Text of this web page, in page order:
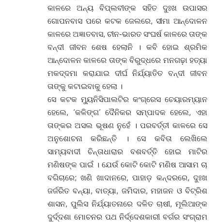
କାଳରେ ଅନ୍ୟ ବିପ୍ଲବୀଙ୍କ ସହିତ ଦୁଃଖ ଉପାସର
ଗୋପନବାସ ପରେ କଟକ ଜେଲରେ, ସୀମା ଆନ୍ଦୋଳନ
କାଳରେ ଅଜ୍ଞାତବାସ, ଚୀନ-ଭାରତ ସଂଘର୍ଷ କାଳରେ ତାଙ୍କ
ବନ୍ଦୀ ଜୀବନ ଶେଷ ହେଲାନି । କବି ହୋଇ ଶ୍ରମିକ
ଆନ୍ଦୋଳନ କାଳରେ ତାଙ୍କ ବିରୁଦ୍ଧରେ ମନଗଢ଼ା ହତ୍ୟା
ମକଦ୍ଦମା କରାଯାଇ ଦୀର୍ଘ ନିର୍ଯ୍ୟାତିତ ବନ୍ଦୀ ଜୀବନ
ତାଙ୍କୁ କଟାଇବାକୁ ହେଲା ।
ସେ କଟକ ମ୍ୟୁନିସିପାଲଟିର କଂଗ୍ରେସ ଚେୟାରମ୍ୟାନ
ହେଲେ, ‘କଳିଙ୍ଗ’ ଦୈନିକର ସମ୍ପାଦକ ହେଲେ, ଏହା
ତାଙ୍କର ଅସଲ ଭୂଷଣ ନୁହେଁ । ପରବର୍ତ୍ତୀ କାଳରେ ସେ
ଅନୁଶୋଚନା କରିଛନ୍ତି । ସେ କବିତା ଲେଖିଲେ
ସାମ୍ୟବାଦୀ ଚିନ୍ତାଧାରାର ବଶବର୍ତ୍ତି ହୋଇ ମାଟିର
ମଣିଷଙ୍କ ପାଇଁ । ଯେଉଁ କୋଟି କୋଟି ମଣିଷ ଆସାମ ଚା
ବଗିଚାରେ; ଖଣି ଖାଦାନରେ, ପାହାଡ଼ କନ୍ଦରରେ, ଦୁଃଖ
ଜର୍ଜରିତ ବନ୍ୟା, ବାତ୍ୟା, ଜମିଦାର, ମହାଜନ ଓ ବିଟ୍ରିଶ
ଶାସନ, ପୁଲିସ ନିର୍ଯ୍ୟାତନାରେ ଦଳିତ ଚାଷୀ, ମୂଲିଆଙ୍କ
ଦୁର୍ଦ୍ଦଶା ମୋଚନର ପଥ ନିର୍ଦ୍ଦେଶକାରୀ ବର୍ଗର ସଂଗ୍ରାମ